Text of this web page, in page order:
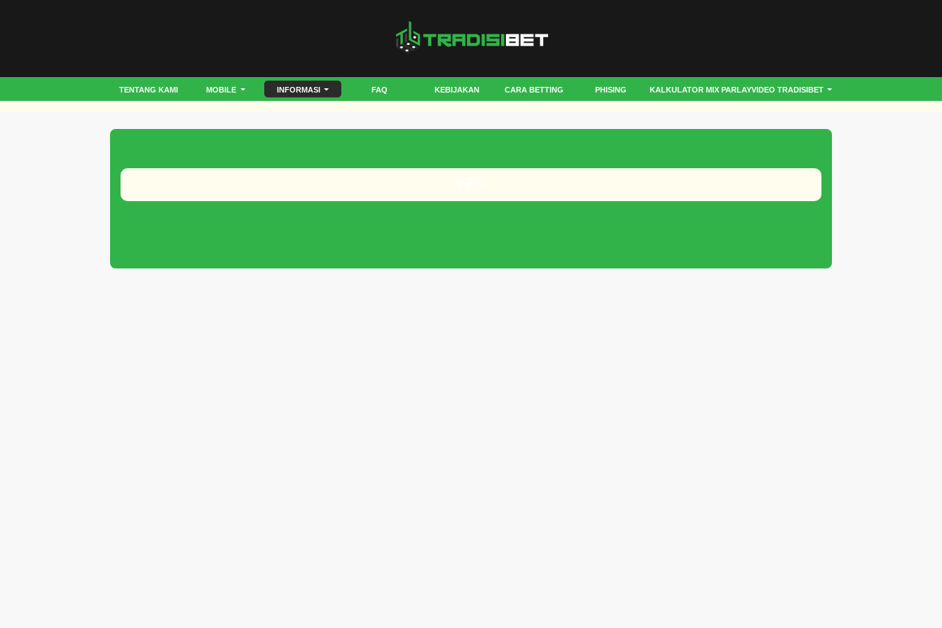
TENTANG KAMI MOBILE INFORMASI FAQ KEBIJAKAN CARA BETTING PHISING KALKULATOR MIX PARLAYVIDEO TRADISIBET